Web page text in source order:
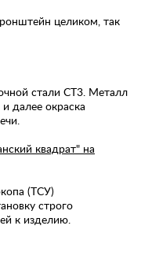
целиком, так
стали СТ3. Металл
далее окраска
квадрат" на
(ТСУ)
строго
к изделию.